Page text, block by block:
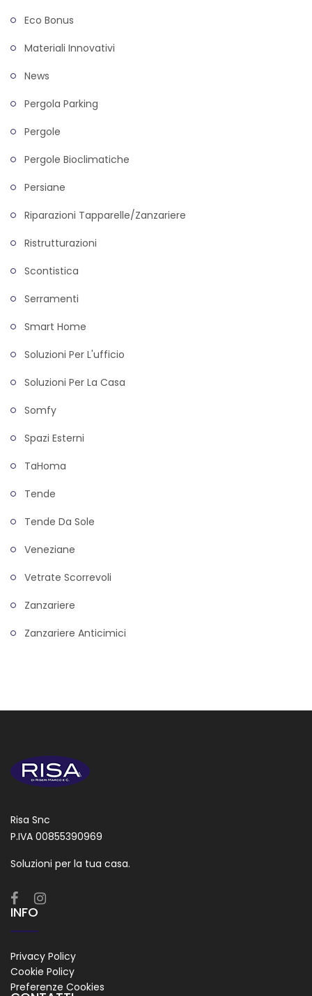
Eco Bonus
Materiali Innovativi
News
Pergola Parking
Pergole
Pergole Bioclimatiche
Persiane
Riparazioni Tapparelle/zanzariere
Ristrutturazioni
Scontistica
Serramenti
Smart Home
Soluzioni Per L'ufficio
Soluzioni Per La Casa
Somfy
Spazi Esterni
TaHoma
Tende
Tende Da Sole
Veneziane
Vetrate Scorrevoli
Zanzariere
Zanzariere Anticimici
Risa Snc
P.IVA 00855390969
Soluzioni per la tua casa.
INFO
Privacy Policy
Cookie Policy
Preferenze Cookies